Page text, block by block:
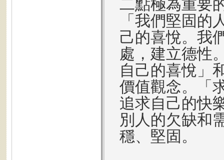
二點極為重要
「我們堅固的
己的喜悅。我
處，建立德性
自己的喜悅」
價值觀念。「
追求自己的快
別人的欠缺和
穩、堅固。